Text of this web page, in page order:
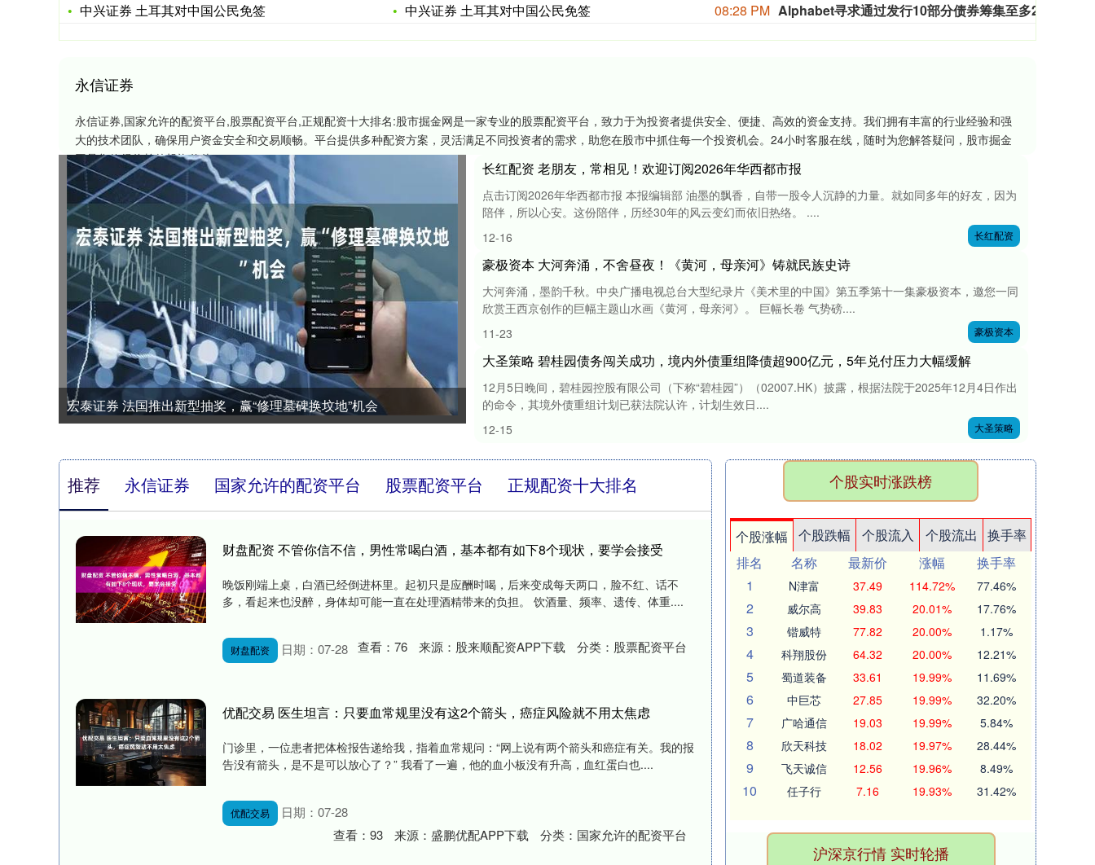
中兴证券 土耳其对中国公民免签
中兴证券 土耳其对中国公民免签
08:28 PM
永信证券
永信证券,国家允许的配资平台,股票配资平台,正规配资十大排名:股市掘金网是一家专业的股票配资平台，致力于为投资者提供安全、便捷、高效的资金支持。我们拥有丰富的行业经验和强
大的技术团队，确保用户资金安全和交易顺畅。平台提供多种配资方案，灵活满足不同投资者的需求，助您在股市中抓住每一个投资机会。24小时客服在线，随时为您解答疑问，股市掘金
网是您值得信赖的投资伙伴。
宏泰证券 法国推出新型抽奖，赢“修理墓碑换坟地”机会
长红配资 老朋友，常相见！欢迎订阅2026年华西都市报
点击订阅2026年华西都市报 本报编辑部 油墨的飘香，自带一股令人沉静的力量。就如同多年的好友，因为
陪伴，所以心安。这份陪伴，历经30年的风云变幻而依旧热络。 ....
12-16
长红配资
豪极资本 大河奔涌，不舍昼夜！《黄河，母亲河》铸就民族史诗
大河奔涌，墨韵千秋。中央广播电视总台大型纪录片《美术里的中国》第五季第十一集豪极资本，邀您一同
欣赏王西京创作的巨幅主题山水画《黄河，母亲河》。 巨幅长卷 气势磅....
11-23
豪极资本
大圣策略 碧桂园债务闯关成功，境内外债重组降债超900亿元，5年兑付压力大幅缓解
12月5日晚间，碧桂园控股有限公司（下称“碧桂园”）（02007.HK）披露，根据法院于2025年12月4日作出
的命令，其境外债重组计划已获法院认许，计划生效日....
12-15
大圣策略
推荐 永信证券 国家允许的配资平台 股票配资平台 正规配资十大排名
财盘配资 不管你信不信，男性常喝白酒，基本都有如下8个现状，要学会接受
晚饭刚端上桌，白酒已经倒进杯里。起初只是应酬时喝，后来变成每天两口，脸不红、话不
多，看起来也没醉，身体却可能一直在处理酒精带来的负担。 饮酒量、频率、遗传、体重....
财盘配资 日期：07-28 查看： 76 来源： 股来顺配资APP下载 分类： 股票配资平台
优配交易 医生坦言：只要血常规里没有这2个箭头，癌症风险就不用太焦虑
门诊里，一位患者把体检报告递给我，指着血常规问：“网上说有两个箭头和癌症有关。我的报
告没有箭头，是不是可以放心了？” 我看了一遍，他的血小板没有升高，血红蛋白也....
优配交易
日期：07-28
查看： 93 来源： 盛鹏优配APP下载 分类： 国家允许的配资平台
个股实时涨跌榜
个股涨幅 个股跌幅 个股流入 个股流出
换手率
排名
名称 最新价 涨幅
换手率
1
N津富 37.49 114.72% 77.46%
2 威尔高 39.83 20.01% 17.76%
3 锴威特 77.82 20.00% 1.17%
4 科翔股份 64.32 20.00% 12.21%
5 蜀道装备 33.61 19.99% 11.69%
6 中巨芯 27.85 19.99% 32.20%
7 广哈通信 19.03 19.99% 5.84%
8 欣天科技 18.02 19.97% 28.44%
9 飞天诚信 12.56 19.96% 8.49%
10 任子行 7.16 19.93% 31.42%
沪深京行情 实时轮播